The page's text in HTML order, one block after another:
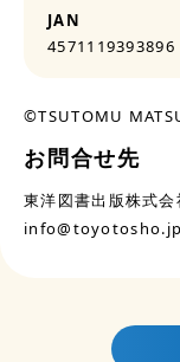
JAN
4571119393896
©TSUTOMU
お問合せ先
東洋図書出版株式会
info@toyotosho.jp